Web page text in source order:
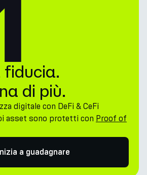
fiducia.
di più.
digitale con DeFi & CeFi
asset sono protetti con Proof of
Inizia a guadagnare